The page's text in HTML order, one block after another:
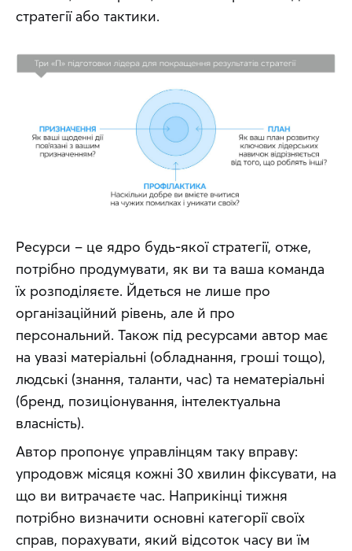
стратегії або тактики.
Ресурси – це ядро будь-якої стратегії, отже,
потрібно продумувати, як ви та ваша команда
їх розподіляєте. Йдеться не лише про
організаційний рівень, але й про
персональний. Також під ресурсами автор має
на увазі матеріальні (обладнання, гроші тощо),
людські (знання, таланти, час) та нематеріальні
(бренд, позиціонування, інтелектуальна
власність).
Автор пропонує управлінцям таку вправу:
упродовж місяця кожні 30 хвилин фіксувати, на
що ви витрачаєте час. Наприкінці тижня
потрібно визначити основні категорії своїх
справ, порахувати, який відсоток часу ви їм